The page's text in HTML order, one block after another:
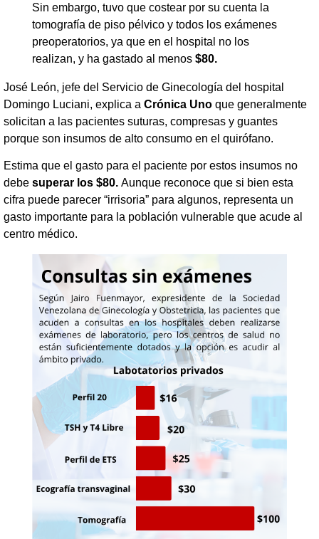
Sin embargo, tuvo que costear por su cuenta la
tomografía de piso pélvico y todos los exámenes
preoperatorios, ya que en el hospital no los
realizan, y ha gastado al menos $80.
José León, jefe del Servicio de Ginecología del hospital
Domingo Luciani, explica a Crónica Uno que generalmente
solicitan a las pacientes suturas, compresas y guantes
porque son insumos de alto consumo en el quirófano.
Estima que el gasto para el paciente por estos insumos no
debe superar los $80. Aunque reconoce que si bien esta
cifra puede parecer “irrisoria” para algunos, representa un
gasto importante para la población vulnerable que acude al
centro médico.